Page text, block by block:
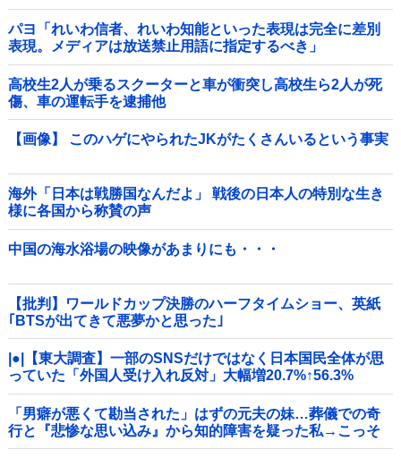
パヨ「れいわ信者、れいわ知能といった表現は完全に差別
表現。メディアは放送禁止用語に指定するべき」
高校生2人が乗るスクーターと車が衝突し高校生ら2人が死
傷、車の運転手を逮捕他
【画像】 このハゲにやられたJKがたくさんいるという事実
海外「日本は戦勝国なんだよ」 戦後の日本人の特別な生き
様に各国から称賛の声
中国の海水浴場の映像があまりにも・・・
【批判】ワールドカップ決勝のハーフタイムショー、英紙
｢BTSが出てきて悪夢かと思った｣
|●|【東大調査】一部のSNSだけではなく日本国民全体が思
っていた「外国人受け入れ反対」大幅増20.7%↑56.3%
「男癖が悪くて勘当された」はずの元夫の妹…葬儀での奇
行と『悲惨な思い込み』から知的障害を疑った私→こっそ
り病院へ誘導し行政保護させた話